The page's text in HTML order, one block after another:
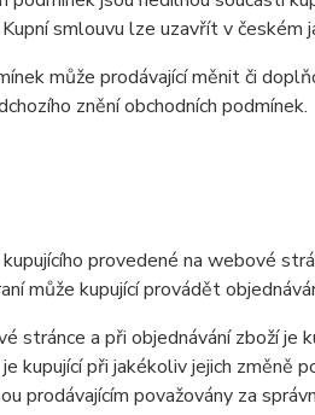
smlouvu lze uzavřít v českém
může prodávající měnit či
znění obchodních podmínek.
provedené na webové
může kupující provádět
a při objednávání zboží je
kupující při jakékoliv jejich změně
prodávajícím považovány za